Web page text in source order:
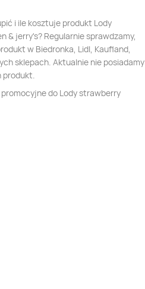
i ile kosztuje produkt Lody
& jerry's? Regularnie sprawdzamy,
w Biedronka, Lidl, Kaufland,
sklepach. Aktualnie nie posiadamy
do Lody strawberry